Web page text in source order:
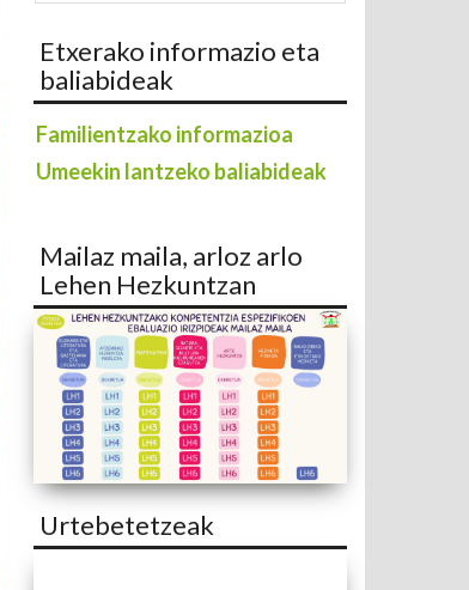
Etxerako informazio eta
baliabideak
Familientzako informazioa
Umeekin lantzeko baliabideak
Mailaz maila, arloz arlo
Lehen Hezkuntzan
Urtebetetzeak